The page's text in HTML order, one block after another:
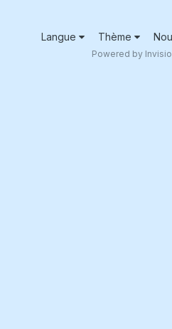
Langue Thème
Powered by